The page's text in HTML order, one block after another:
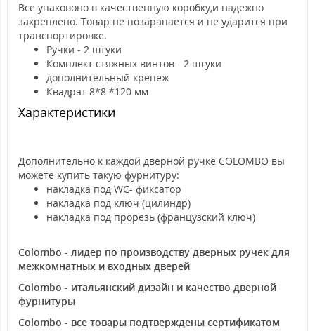
Все упаковоно в качественную коробку,и надежно
закреплено. Товар не позарапается и не ударится при
транспортировке.
Ручки - 2 штуки
Комплект стяжных винтов - 2 штуки
дополнительный крепеж
Квадрат 8*8 *120 мм
Характеристики
Дополнительно к каждой дверной ручке COLOMBO вы
можете купить такую фурнитуру:
накладка под WC- фиксатор
накладка под ключ (цилиндр)
накладка под прорезь (французский ключ)
Colombo - лидер по производству дверных ручек для
межкомнатных и входных дверей
Colombo - итальянский дизайн и качество дверной
фурнитуры
Colombo - все товары подтверждены сертификатом